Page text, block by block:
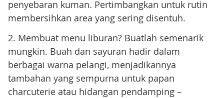
penyebaran kuman. Pertimbangkan untuk rutin
membersihkan area yang sering disentuh.
2. Membuat menu liburan? Buatlah semenarik
mungkin. Buah dan sayuran hadir dalam
berbagai warna pelangi, menjadikannya
tambahan yang sempurna untuk papan
charcuterie atau hidangan pendamping –